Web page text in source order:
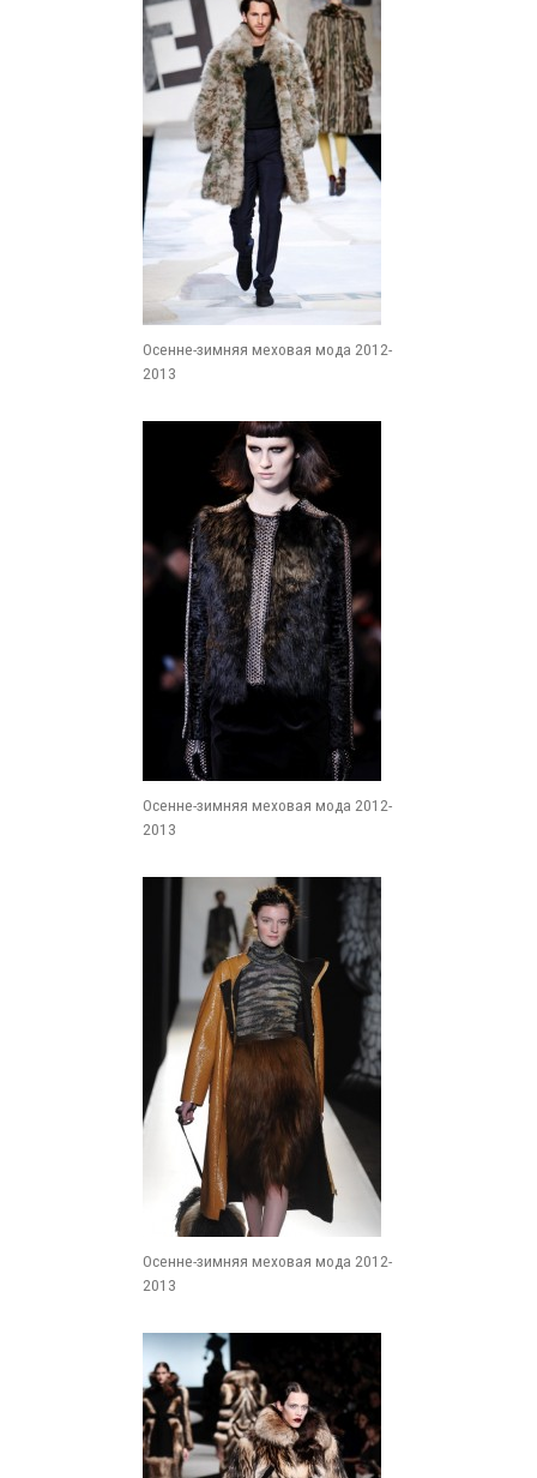
Осенне-зимняя меховая мода 2012-
2013
Осенне-зимняя меховая мода 2012-
2013
Осенне-зимняя меховая мода 2012-
2013